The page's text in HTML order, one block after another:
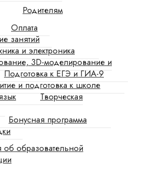
Родителям
Оплата
занятий
и электроника
3D-моделирование и
Подготовка к ЕГЭ и ГИА-9
и подготовка к школе
Творческая
Бонусная программа
образовательной